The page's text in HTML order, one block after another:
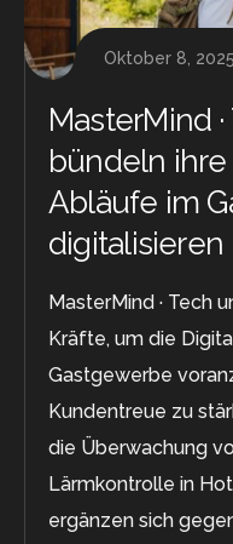
Oktober 8, 2025
MasterMind
bündeln
Abläufe im
digitalisieren
MasterMind · Tech
Kräfte, um die
Gastgewerbe
Kundentreue zu
die Überwachung
Lärmkontrolle in
ergänzen sich